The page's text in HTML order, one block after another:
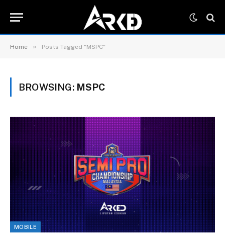
Home » Posts Tagged "MSPC"
BROWSING: MSPC
MOBILE